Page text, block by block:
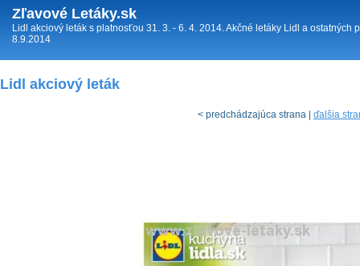
Zľavové Letáky.sk
Lidl akciový leták s platnosťou 31. 3. - 6. 4. 2014. Akčné letáky Lidl a
8.9.2014
Lidl akciový leták
< predchádzajúca strana | ďalšia